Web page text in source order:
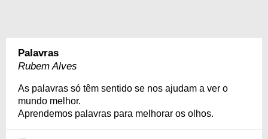
Palavras
Rubem Alves
As palavras só têm sentido se nos ajudam a ver o
mundo melhor.
Aprendemos palavras para melhorar os olhos.